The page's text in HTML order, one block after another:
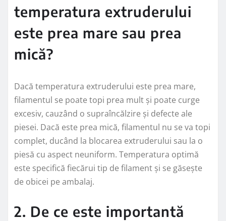
temperatura extruderului
este prea mare sau prea
mică?
Dacă temperatura extruderului este prea mare,
filamentul se poate topi prea mult și poate curge
excesiv, cauzând o supraîncălzire și defecte ale
piesei. Dacă este prea mică, filamentul nu se va topi
complet, ducând la blocarea extruderului sau la o
piesă cu aspect neuniform. Temperatura optimă
este specifică fiecărui tip de filament și se găsește
de obicei pe ambalaj.
2. De ce este importantă